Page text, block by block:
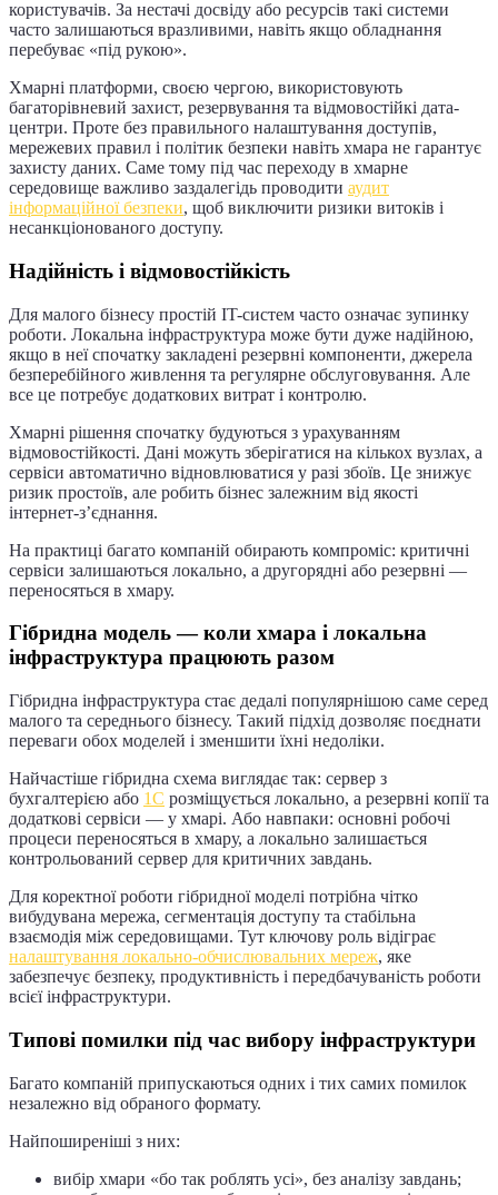
користувачів. За нестачі досвіду або ресурсів такі системи
часто залишаються вразливими, навіть якщо обладнання
перебуває «під рукою».
Хмарні платформи, своєю чергою, використовують
багаторівневий захист, резервування та відмовостійкі дата-
центри. Проте без правильного налаштування доступів,
мережевих правил і політик безпеки навіть хмара не гарантує
захисту даних. Саме тому під час переходу в хмарне
середовище важливо заздалегідь проводити аудит
інформаційної безпеки, щоб виключити ризики витоків і
несанкціонованого доступу.
Надійність і відмовостійкість
Для малого бізнесу простій IT-систем часто означає зупинку
роботи. Локальна інфраструктура може бути дуже надійною,
якщо в неї спочатку закладені резервні компоненти, джерела
безперебійного живлення та регулярне обслуговування. Але
все це потребує додаткових витрат і контролю.
Хмарні рішення спочатку будуються з урахуванням
відмовостійкості. Дані можуть зберігатися на кількох вузлах, а
сервіси автоматично відновлюватися у разі збоїв. Це знижує
ризик простоїв, але робить бізнес залежним від якості
інтернет-з’єднання.
На практиці багато компаній обирають компроміс: критичні
сервіси залишаються локально, а другорядні або резервні —
переносяться в хмару.
Гібридна модель — коли хмара і локальна
інфраструктура працюють разом
Гібридна інфраструктура стає дедалі популярнішою саме серед
малого та середнього бізнесу. Такий підхід дозволяє поєднати
переваги обох моделей і зменшити їхні недоліки.
Найчастіше гібридна схема виглядає так: сервер з
бухгалтерією або 1С розміщується локально, а резервні копії та
додаткові сервіси — у хмарі. Або навпаки: основні робочі
процеси переносяться в хмару, а локально залишається
контрольований сервер для критичних завдань.
Для коректної роботи гібридної моделі потрібна чітко
вибудувана мережа, сегментація доступу та стабільна
взаємодія між середовищами. Тут ключову роль відіграє
налаштування локально-обчислювальних мереж, яке
забезпечує безпеку, продуктивність і передбачуваність роботи
всієї інфраструктури.
Типові помилки під час вибору інфраструктури
Багато компаній припускаються одних і тих самих помилок
незалежно від обраного формату.
Найпоширеніші з них:
вибір хмари «бо так роблять усі», без аналізу завдань;